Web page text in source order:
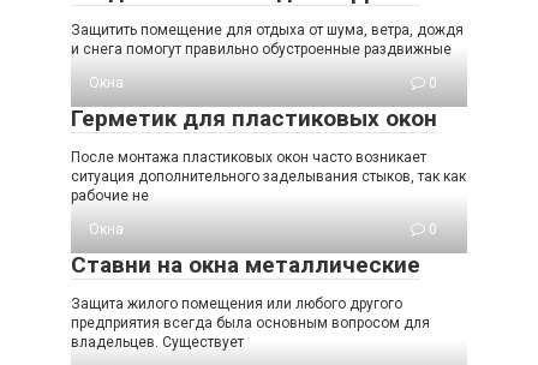
Защитить помещение для отдыха от шума, ветра, дождя
и снега помогут правильно обустроенные раздвижные
Окна
0
Герметик для пластиковых окон
После монтажа пластиковых окон часто возникает
ситуация дополнительного заделывания стыков, так как
рабочие не
Окна
0
Ставни на окна металлические
Защита жилого помещения или любого другого
предприятия всегда была основным вопросом для
владельцев. Существует